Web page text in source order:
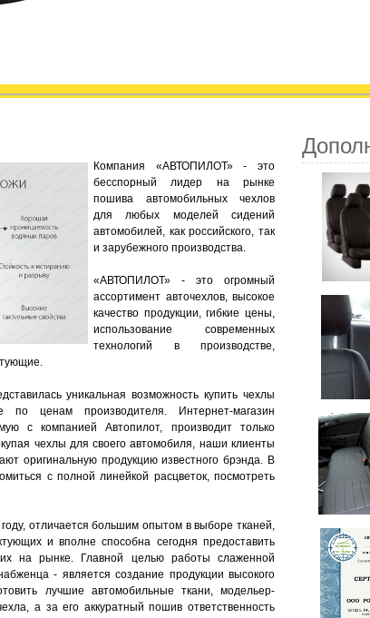
Компания «АВТОПИЛОТ» - это
бесспорный лидер на рынке
пошива автомобильных чехлов
для любых моделей сидений
автомобилей, как российского, так
и зарубежного производства.
«АВТОПИЛОТ» - это огромный
ассортимент авточехлов, высокое
качество продукции, гибкие цены,
использование современных
технологий в производстве,
уникальная возможность купить чехлы
ценам производителя. Интернет-магазин
с компанией Автопилот, производит только
чехлы для своего автомобиля, наши клиенты
оригинальную продукцию известного брэнда. В
с полной линейкой расцветок, посмотреть
отличается большим опытом в выборе тканей,
и вполне способна сегодня предоставить
на рынке. Главной целью работы слаженной
- является создание продукции высокого
лучшие автомобильные ткани, модельер-
а за его аккуратный пошив ответственность